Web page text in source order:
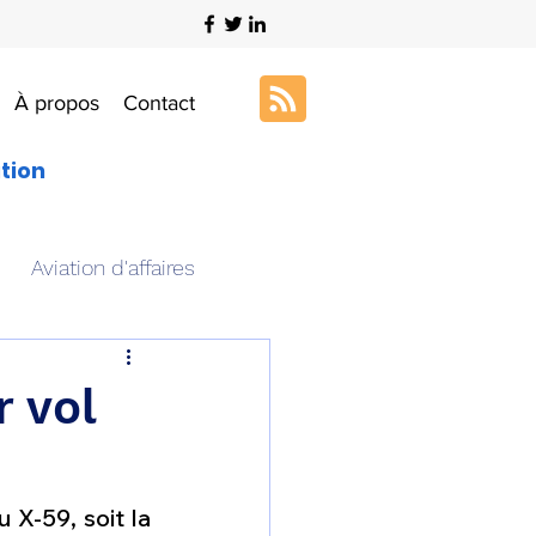
À propos Contact
Aviation d'affaires
Art & Aviation
vol
X-59, soit la